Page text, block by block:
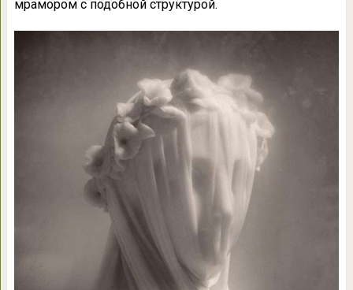
мрамором с подобной структурой.